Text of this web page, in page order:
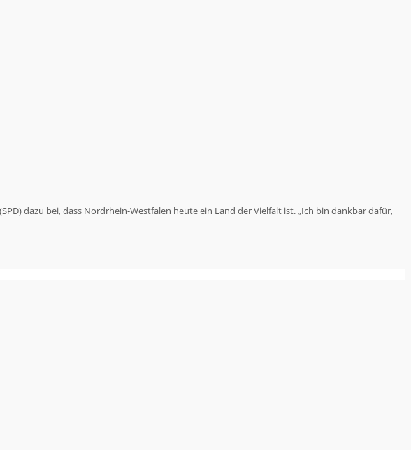
dazu bei, dass Nordrhein-Westfalen heute ein Land der Vielfalt ist. „Ich bin dankbar dafür,